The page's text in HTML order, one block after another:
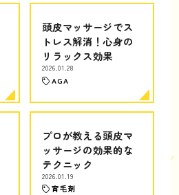
頭皮マッサージでス
トレス解消！心身の
リラックス効果
2026.01.28
AGA
プロが教える頭皮マ
ッサージの効果的な
テクニック
2026.01.19
育毛剤